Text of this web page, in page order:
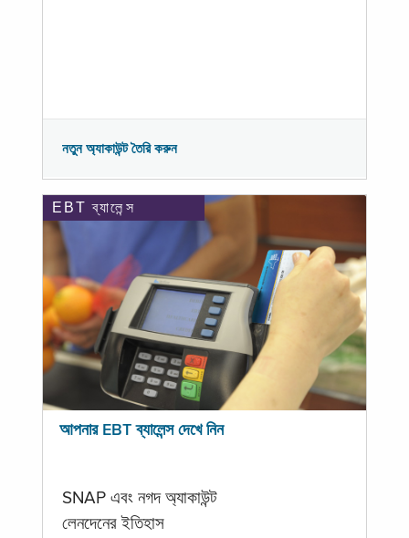
নতুন অ্যাকাউন্ট তৈরি করুন
EBT ব্যালেন্স
আপনার EBT ব্যালেন্স দেখে নিন
SNAP এবং নগদ অ্যাকাউন্ট
লেনদেনের ইতিহাস